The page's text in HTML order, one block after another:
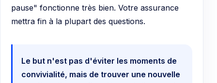
pause" fonctionne très bien. Votre assurance
mettra fin à la plupart des questions.
Le but n'est pas d'éviter les moments de
convivialité, mais de trouver une nouvelle